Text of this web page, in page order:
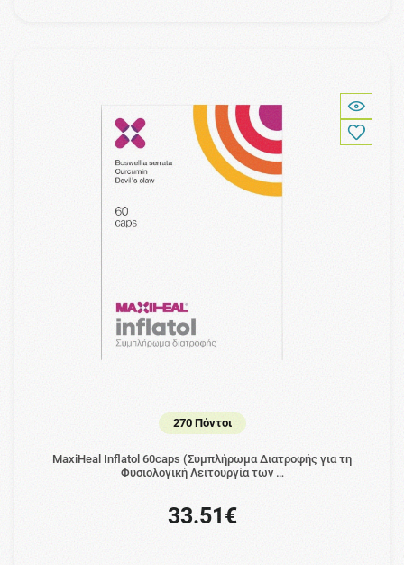
270 Πόντοι
MaxiHeal Inflatol 60caps (Συμπλήρωμα Διατροφής για τη
Φυσιολογική Λειτουργία των …
33.51€